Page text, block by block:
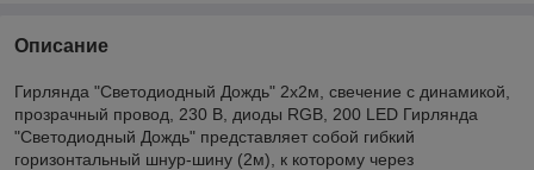
Описание
Гирлянда "Светодиодный Дождь" 2х2м, свечение с динамикой,
прозрачный провод, 230 В, диоды RGB, 200 LED Гирлянда
"Светодиодный Дождь" представляет собой гибкий
горизонтальный шнур-шину (2м), к которому через